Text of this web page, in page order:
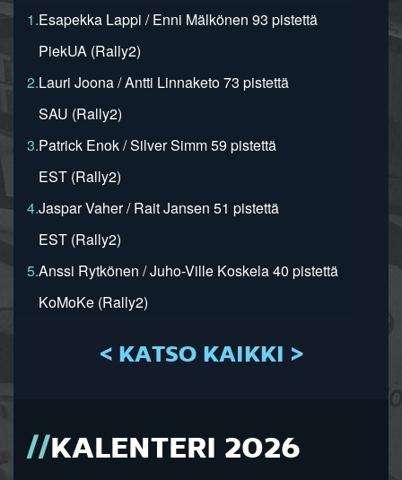
1.Esapekka Lappi / Enni Mälkönen 93 pistettä
PiekUA (Rally2)
2.Lauri Joona / Antti Linnaketo 73 pistettä
SAU (Rally2)
3.Patrick Enok / Silver Simm 59 pistettä
EST (Rally2)
4.Jaspar Vaher / Rait Jansen 51 pistettä
EST (Rally2)
5.Anssi Rytkönen / Juho-Ville Koskela 40 pistettä
KoMoKe (Rally2)
< KATSO KAIKKI >
KALENTERI 2026